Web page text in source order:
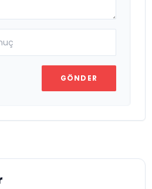
GÖNDER